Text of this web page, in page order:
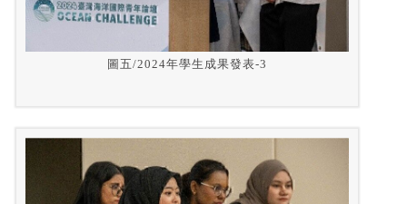
圖五/2024年學生成果發表-3